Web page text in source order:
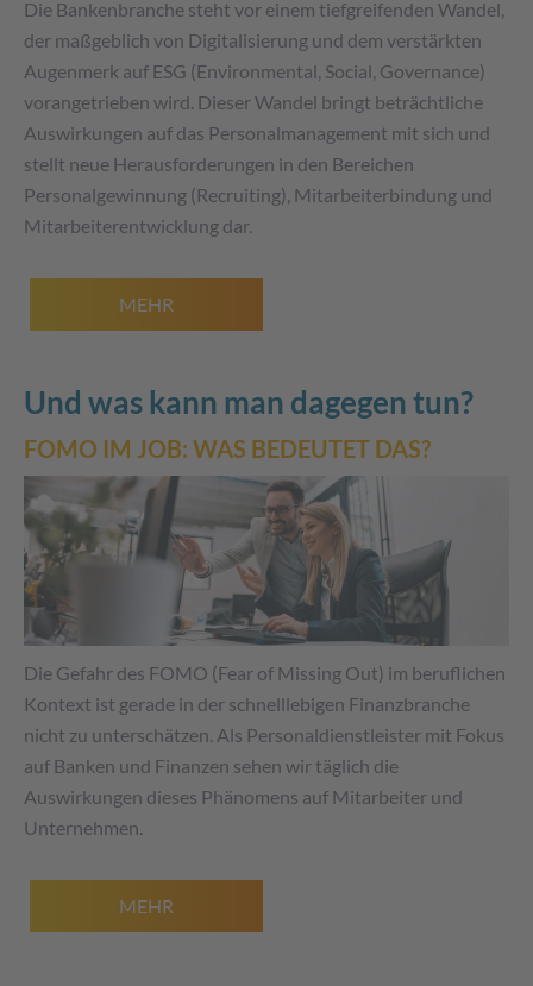
Die Bankenbranche steht vor einem tiefgreifenden Wandel,
der maßgeblich von Digitalisierung und dem verstärkten
Augenmerk auf ESG (Environmental, Social, Governance)
vorangetrieben wird. Dieser Wandel bringt beträchtliche
Auswirkungen auf das Personalmanagement mit sich und
stellt neue Herausforderungen in den Bereichen
Personalgewinnung (Recruiting), Mitarbeiterbindung und
Mitarbeiterentwicklung dar.
MEHR
Und was kann man dagegen tun?
FOMO IM JOB: WAS BEDEUTET DAS?
Die Gefahr des FOMO (Fear of Missing Out) im beruflichen
Kontext ist gerade in der schnelllebigen Finanzbranche
nicht zu unterschätzen. Als Personaldienstleister mit Fokus
auf Banken und Finanzen sehen wir täglich die
Auswirkungen dieses Phänomens auf Mitarbeiter und
Unternehmen.
MEHR